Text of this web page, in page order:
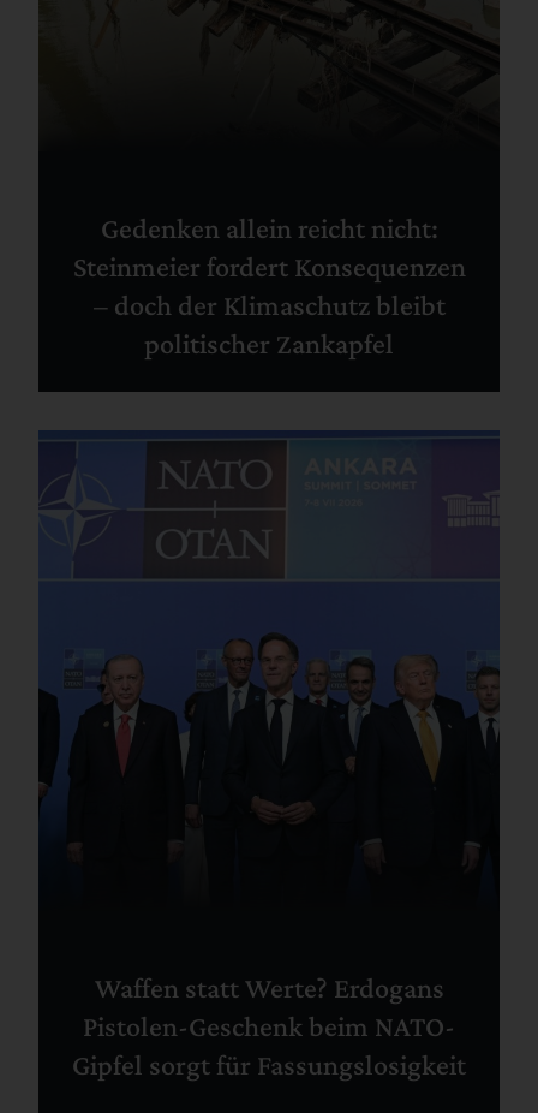
Gedenken allein reicht nicht:
Steinmeier fordert Konsequenzen
– doch der Klimaschutz bleibt
politischer Zankapfel
Waffen statt Werte? Erdogans
Pistolen-Geschenk beim NATO-
Gipfel sorgt für Fassungslosigkeit